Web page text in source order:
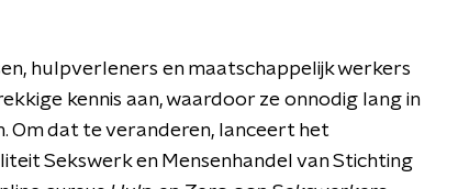
hulpverleners en maatschappelijk werkers
kennis aan, waardoor ze onnodig lang in
Om dat te veranderen, lanceert het
Sekswerk en Mensenhandel van Stichting